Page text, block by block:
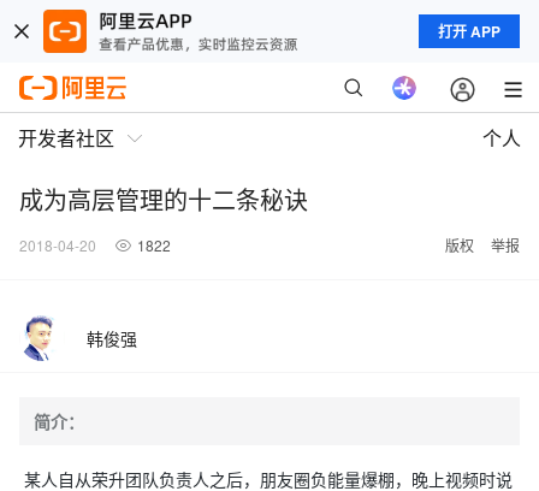
打开 APP
开发者社区 个人
成为高层管理的十二条秘诀
2018-04-20 1822 版权 举报
韩俊强
简介：
某人自从荣升团队负责人之后，朋友圈负能量爆棚，晚上视频时说